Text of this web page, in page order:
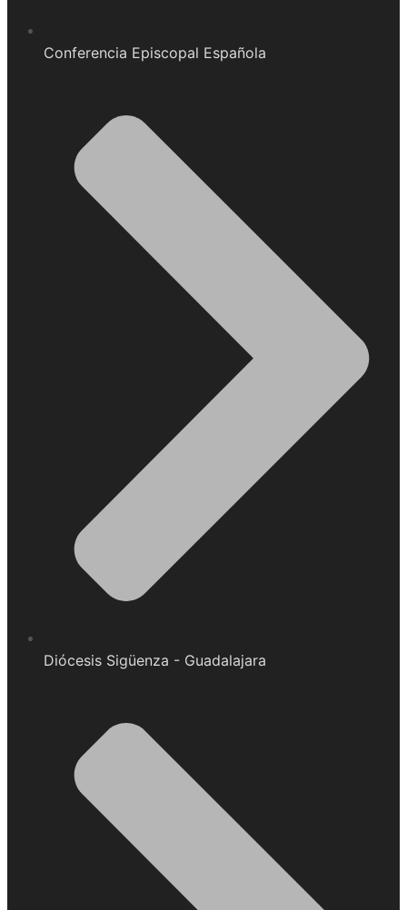
Conferencia Episcopal Española
Diócesis Sigüenza - Guadalajara